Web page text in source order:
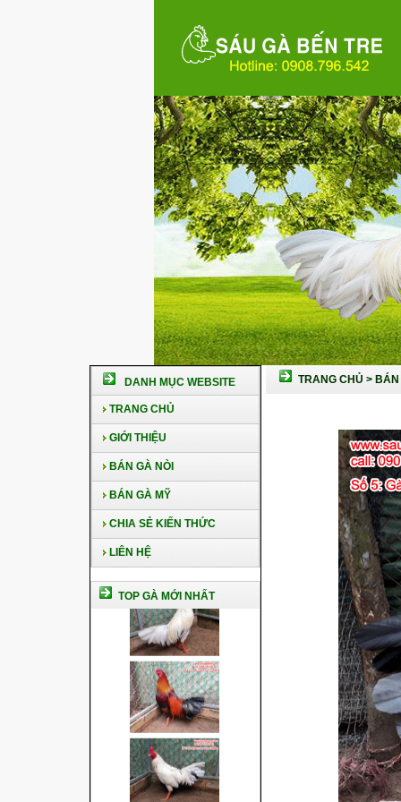
DANH MỤC WEBSITE
TRANG CHỦ
GIỚI THIỆU
BÁN GÀ NÒI
BÁN GÀ MỸ
CHIA SẺ KIẾN THỨC
LIÊN HỆ
TOP GÀ MỚI NHẤT
TRANG CHỦ > BÁN